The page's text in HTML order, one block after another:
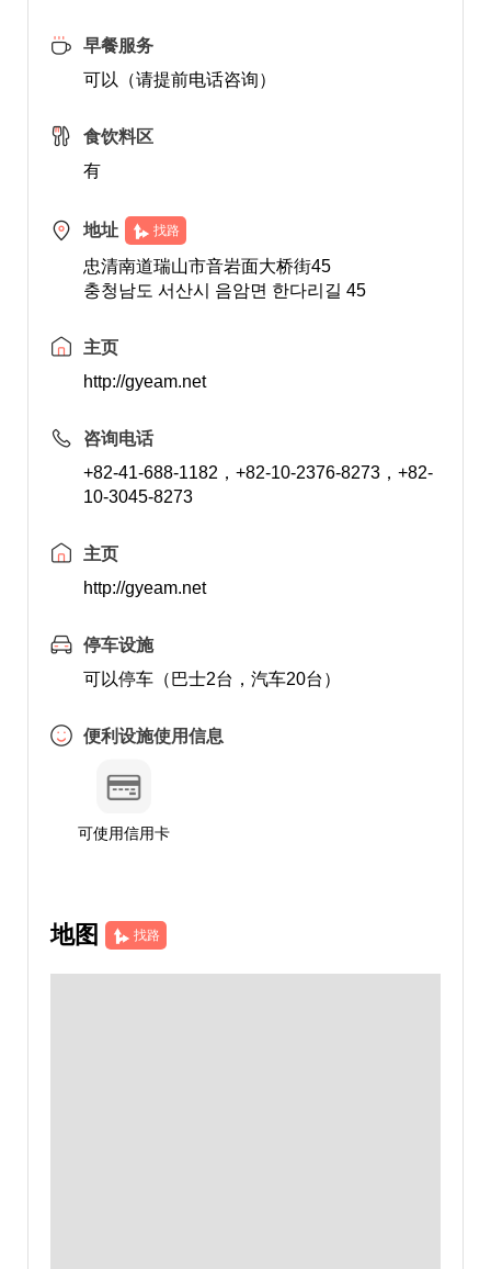
早餐服务
可以（请提前电话咨询）
食饮料区
有
地址 找路
忠清南道瑞山市音岩面大桥街45
충청남도 서산시 음암면 한다리길 45
主页
http://gyeam.net
咨询电话
+82-41-688-1182，+82-10-2376-8273，+82-
10-3045-8273
主页
http://gyeam.net
停车设施
可以停车（巴士2台，汽车20台）
便利设施使用信息
可使用信用卡
地图 找路